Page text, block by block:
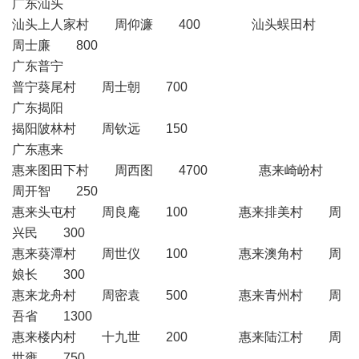
广东汕头
汕头上人家村 周仰濂 400 汕头蜈田村
周士廉 800
广东普宁
普宁葵尾村 周士朝 700
广东揭阳
揭阳陂林村 周钦远 150
广东惠来
惠来图田下村 周西图 4700 惠来崎岎村
周开智 250
惠来头屯村 周良庵 100 惠来排美村 周
兴民 300
惠来葵潭村 周世仪 100 惠来澳角村 周
娘长 300
惠来龙舟村 周密袁 500 惠来青州村 周
吾省 1300
惠来楼内村 十九世 200 惠来陆江村 周